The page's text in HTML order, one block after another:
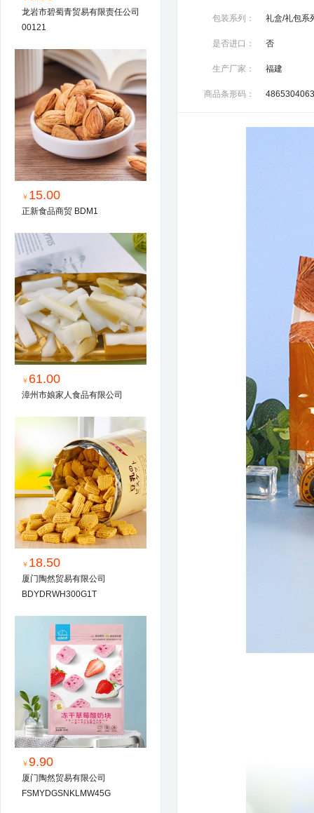
龙岩市碧蜀青贸易有限责任公司
00121
￥ 15.00
正新食品商贸 BDM1
￥ 61.00
漳州市娘家人食品有限公司
￥ 18.50
厦门陶然贸易有限公司
BDYDRWH300G1T
￥9.90
厦门陶然贸易有限公司
FSMYDGSNKLMW45G
包装系列： 礼盒/礼包系
是否进口： 否
生产厂家： 福建
商品条形码：